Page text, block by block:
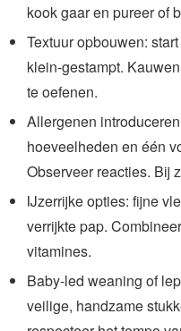
kook gaar en pureer of
Textuur opbouwen:
klein-gestampt.
te oefenen.
Allergenen
hoeveelheden en één
Observeer reacties. Bij
IJzerrijke opties: fijne
verrijkte pap.
vitamines.
Baby-led weaning of
veilige, handzame